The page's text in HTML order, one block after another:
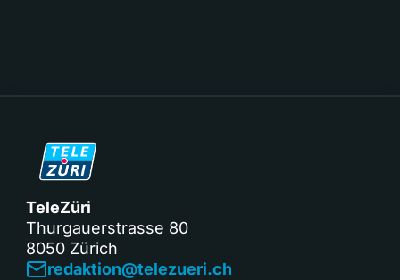
TeleZüri
Thurgauerstrasse 80
8050 Zürich
redaktion@telezueri.ch